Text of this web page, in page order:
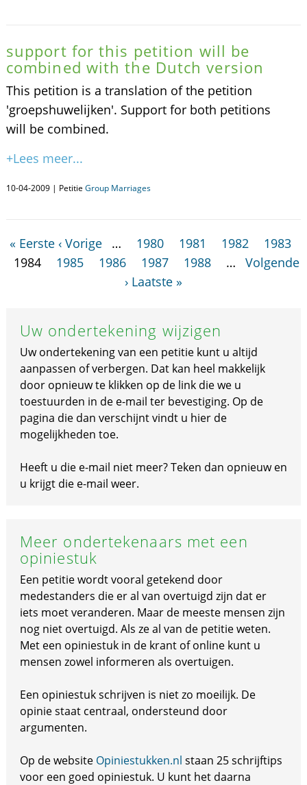
support for this petition will be
combined with the Dutch version
This petition is a translation of the petition
'groepshuwelijken'. Support for both petitions
will be combined.
+Lees meer...
10-04-2009 | Petitie Group Marriages
« Eerste ‹ Vorige … 1980 1981 1982
1983
1984
1985 1986 1987 1988 …
Volgende
› Laatste »
Uw ondertekening wijzigen
Uw ondertekening van een petitie kunt u altijd
aanpassen of verbergen. Dat kan heel makkelijk
door opnieuw te klikken op de link die we u
toestuurden in de e-mail ter bevestiging. Op de
pagina die dan verschijnt vindt u hier de
mogelijkheden toe.
Heeft u die e-mail niet meer? Teken dan opnieuw en
u krijgt die e-mail weer.
Meer ondertekenaars met een
opiniestuk
Een petitie wordt vooral getekend door
medestanders die er al van overtuigd zijn dat er
iets moet veranderen. Maar de meeste mensen zijn
nog niet overtuigd. Als ze al van de petitie weten.
Met een opiniestuk in de krant of online kunt u
mensen zowel informeren als overtuigen.
Een opiniestuk schrijven is niet zo moeilijk. De
opinie staat centraal, ondersteund door
argumenten.
Op de website Opiniestukken.nl staan 25 schrijftips
voor een goed opiniestuk. U kunt het daarna